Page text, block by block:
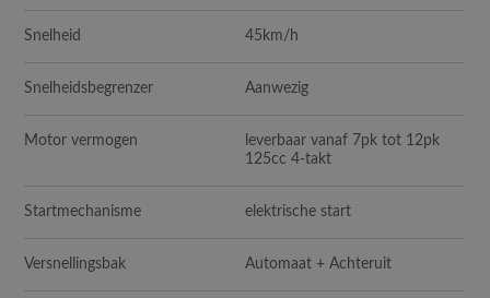
Snelheid 45km/h
Snelheidsbegrenzer Aanwezig
Motor vermogen
leverbaar vanaf 7pk tot 12pk
125cc 4-takt
Startmechanisme elektrische start
Versnellingsbak Automaat + Achteruit